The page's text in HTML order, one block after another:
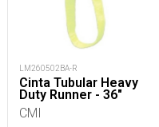
LM260502BA-R
Cinta Tubular Heavy
Duty Runner - 36"
CMI